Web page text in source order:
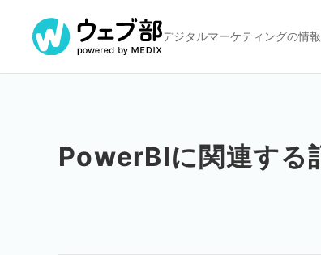
デジタルマーケティングの情
PowerBIに関連する